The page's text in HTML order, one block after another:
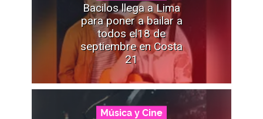
Bacilos llega a Lima
para poner a bailar a
todos el18 de
septiembre en Costa
21
Música y Cine